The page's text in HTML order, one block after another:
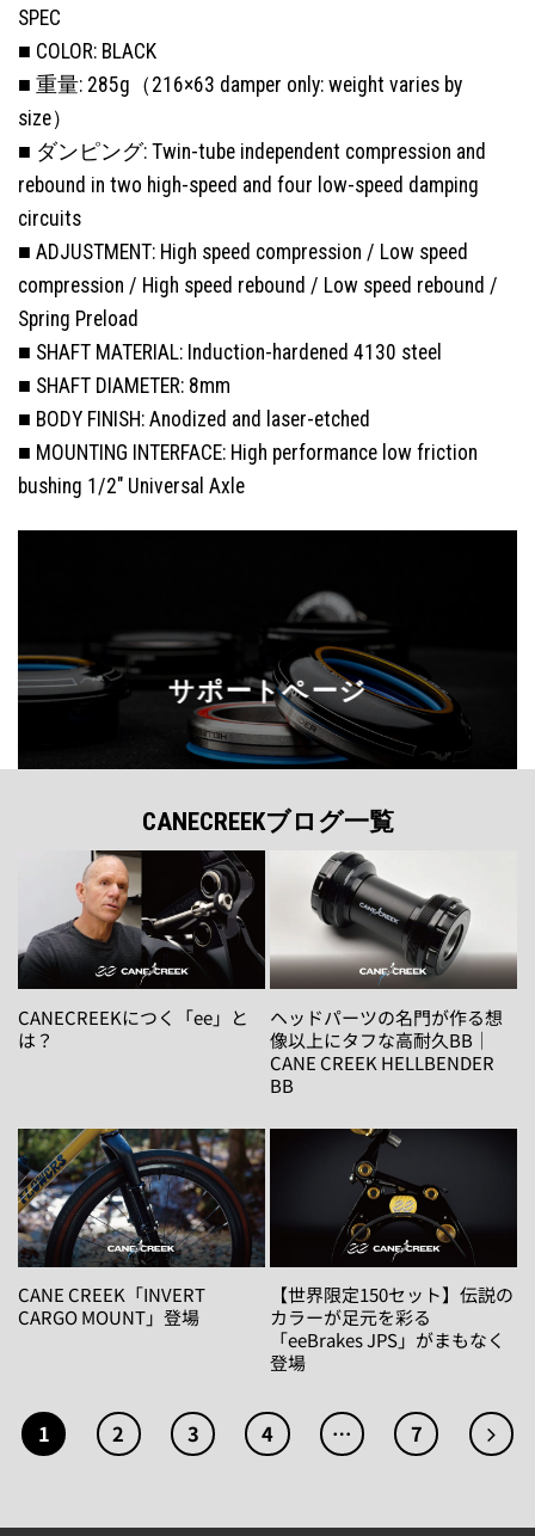
SPEC
■ COLOR: BLACK
■ 重量: 285g（216×63 damper only: weight varies by
size）
■ ダンピング: Twin-tube independent compression and
rebound in two high-speed and four low-speed damping
circuits
■ ADJUSTMENT: High speed compression / Low speed
compression / High speed rebound / Low speed rebound /
Spring Preload
■ SHAFT MATERIAL: Induction-hardened 4130 steel
■ SHAFT DIAMETER: 8mm
■ BODY FINISH: Anodized and laser-etched
■ MOUNTING INTERFACE: High performance low friction
bushing 1/2″ Universal Axle
サポートページ
CANECREEKブログ一覧
CANECREEKにつく「ee」と
は？
ヘッドパーツの名門が作る想
像以上にタフな高耐久BB｜
CANE CREEK HELLBENDER
BB
CANE CREEK「INVERT
CARGO MOUNT」登場
【世界限定150セット】伝説の
カラーが足元を彩る
「eeBrakes JPS」がまもなく
登場
1 2 3 4 … 7